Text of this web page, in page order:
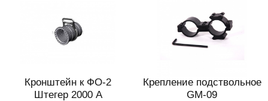
Кронштейн к ФО-2
Штегер 2000 A
Крепление подствольное
GM-09